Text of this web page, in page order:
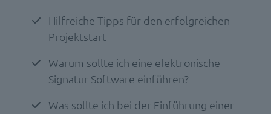
Hilfreiche Tipps für den erfolgreichen
Projektstart
Warum sollte ich eine elektronische
Signatur Software einführen?
Was sollte ich bei der Einführung einer